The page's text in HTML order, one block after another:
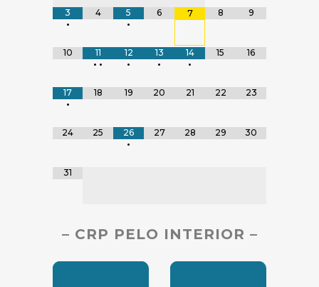
3
•
4
5
•
6 7 8 9
10
11
• •
12
•
13
•
14
•
15 16
17
•
18 19 20 21 22 23
24 25
26
•
27 28 29 30
31
– CRP PELO INTERIOR –